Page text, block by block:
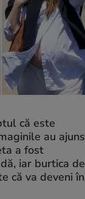
că este
au ajuns
a fost
iar burtica de
că va deveni în